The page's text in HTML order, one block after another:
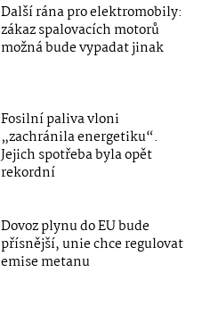
Další rána pro elektromobily:
zákaz spalovacích motorů
možná bude vypadat jinak
Fosilní paliva vloni
„zachránila energetiku“.
Jejich spotřeba byla opět
rekordní
Dovoz plynu do EU bude
přísnější, unie chce regulovat
emise metanu